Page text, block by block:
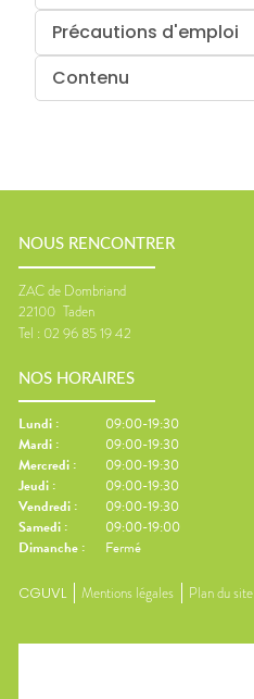
Précautions d'emploi
Contenu
NOUS RENCONTRER
ZAC de Dombriand
22100 Taden
Tel : 02 96 85 19 42
NOS HORAIRES
Lundi :
09:00-19:30
Mardi :
09:00-19:30
Mercredi :
09:00-19:30
Jeudi :
09:00-19:30
Vendredi :
09:00-19:30
Samedi :
09:00-19:00
Dimanche : Fermé
CGUVL Mentions légales Plan du site